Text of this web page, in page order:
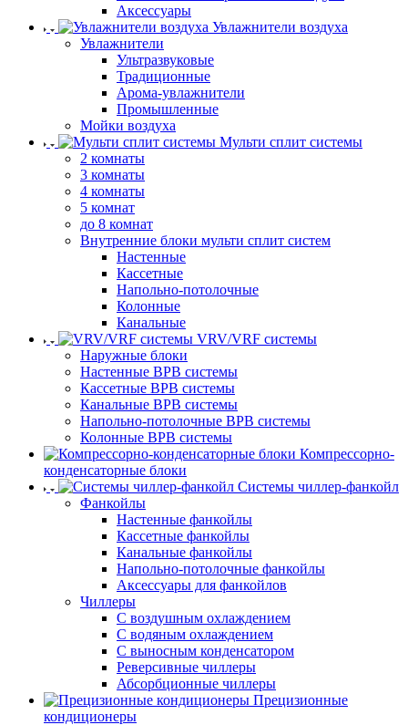
Аксессуары
Увлажнители воздуха
Увлажнители
Ультразвуковые
Традиционные
Арома-увлажнители
Промышленные
Мойки воздуха
Мульти сплит системы
2 комнаты
3 комнаты
4 комнаты
5 комнат
до 8 комнат
Внутренние блоки мульти сплит систем
Настенные
Кассетные
Напольно-потолочные
Колонные
Канальные
VRV/VRF системы
Наружные блоки
Настенные ВРВ системы
Кассетные ВРВ системы
Канальные ВРВ системы
Напольно-потолочные ВРВ системы
Колонные ВРВ системы
Компрессорно-
конденсаторные блоки
Системы чиллер-фанкойл
Фанкойлы
Настенные фанкойлы
Кассетные фанкойлы
Канальные фанкойлы
Напольно-потолочные фанкойлы
Аксессуары для фанкойлов
Чиллеры
С воздушным охлаждением
С водяным охлаждением
С выносным конденсатором
Реверсивные чиллеры
Абсорбционные чиллеры
Прецизионные
кондиционеры